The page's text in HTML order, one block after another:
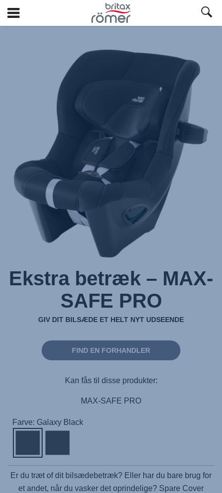
Spring
Ekstra betræk – MAX-
SAFE PRO
GIV DIT BILSÆDE ET HELT NYT UDSEENDE
FIND EN FORHANDLER
Kan fås til disse produkter:
MAX-SAFE PRO
Farve: Galaxy Black
Er du træt of dit bilsædebetræk? Eller har du bare brug for
et andet, når du vasker det oprindelige? Spare Cover